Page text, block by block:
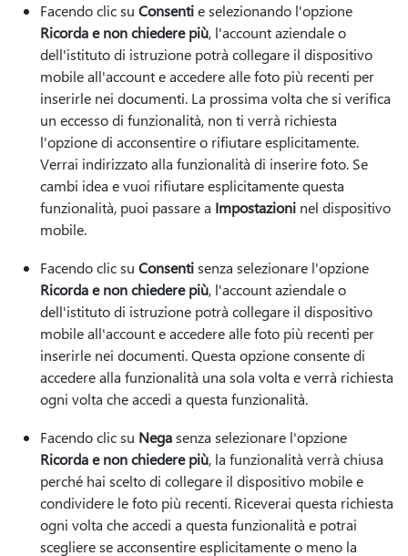
Facendo clic su Consentie selezionando l'opzione
Ricorda e non chiedere più, l'account aziendale o
dell'istituto di istruzione potrà collegare il dispositivo
mobile all'account e accedere alle foto più recenti per
inserirle nei documenti. La prossima volta che si verifica
un eccesso di funzionalità, non ti verrà richiesta
l'opzione di acconsentire o rifiutare esplicitamente.
Verrai indirizzato alla funzionalità di inserire foto. Se
cambi idea e vuoi rifiutare esplicitamente questa
funzionalità, puoi passare a Impostazioni nel dispositivo
mobile.
Facendo clic su Consentisenza selezionare l'opzione
Ricorda e non chiedere più, l'account aziendale o
dell'istituto di istruzione potrà collegare il dispositivo
mobile all'account e accedere alle foto più recenti per
inserirle nei documenti. Questa opzione consente di
accedere alla funzionalità una sola volta e verrà richiesta
ogni volta che accedi a questa funzionalità.
Facendo clic su Negasenza selezionare l'opzione
Ricorda e non chiedere più, la funzionalità verrà chiusa
perché hai scelto di collegare il dispositivo mobile e
condividere le foto più recenti. Riceverai questa richiesta
ogni volta che accedi a questa funzionalità e potrai
scegliere se acconsentire esplicitamente o meno la